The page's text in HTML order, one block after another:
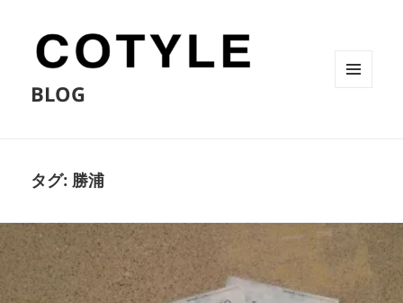
BLOG
タグ: 勝浦